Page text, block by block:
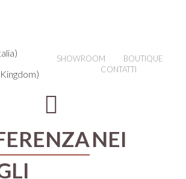
SHOWROOM
BOUTIQUE
CONTATTI
NEI